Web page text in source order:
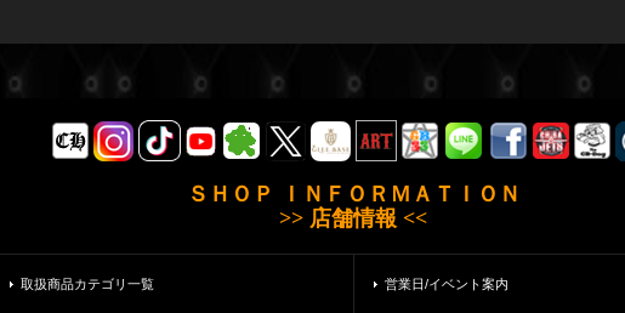
ＳＨＯＰ ＩＮＦＯＲＭＡＴＩＯＮ
>> 店舗情報 <<
取扱商品カテゴリ一覧 営業日/イベント案内